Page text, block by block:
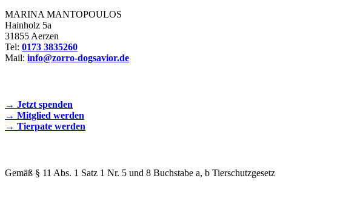
MARINA MANTOPOULOS
Hainholz 5a
31855 Aerzen
Tel: 0173 3835260
Mail: info@zorro-dogsavior.de
→ Jetzt spenden
→ Mitglied werden
→ Tierpate werden
Gemäß § 11 Abs. 1 Satz 1 Nr. 5 und 8 Buchstabe a, b Tierschutzgesetz